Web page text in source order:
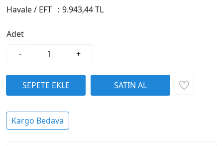
Havale / EFT : 9.943,44 TL
Adet
-
+
Kargo Bedava